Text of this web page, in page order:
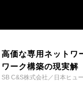
高価な専用ネットワ
ワーク構築の現実解
SB C&S株式会社／日本ヒュ